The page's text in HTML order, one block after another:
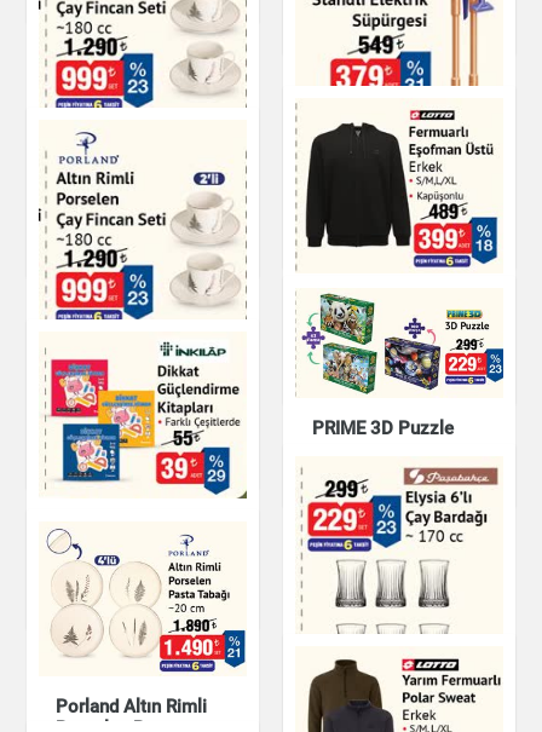
Kitap & Dergi
Altın Rimli Porselen
Çay Fincan Seti 180
cc
Çay & Kahve & Şeker
Oyuncak Standlı
Elektrikli Süpürgesi
Oyuncak
Fermuarlı Eşofman
Üstü Erkek
Altın Rimli Porselen
Çay Fincan Seti 180
cc
Çay & Kahve & Şeker
PRIME 3D Puzzle
Oyuncak
Dikkat Güçlendirme
Kitapları
Kitap & Dergi
Elysia 6'lı Çay
Porland Altın Rimli